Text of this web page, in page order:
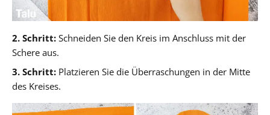
2. Schritt: Schneiden Sie den Kreis im Anschluss mit der
Schere aus.
3. Schritt: Platzieren Sie die Überraschungen in der Mitte
des Kreises.